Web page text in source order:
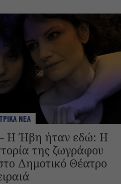
ΝΕΑ
Η Ήβη ήταν εδώ: Η
της ζωγράφου
Δημοτικό Θέατρο